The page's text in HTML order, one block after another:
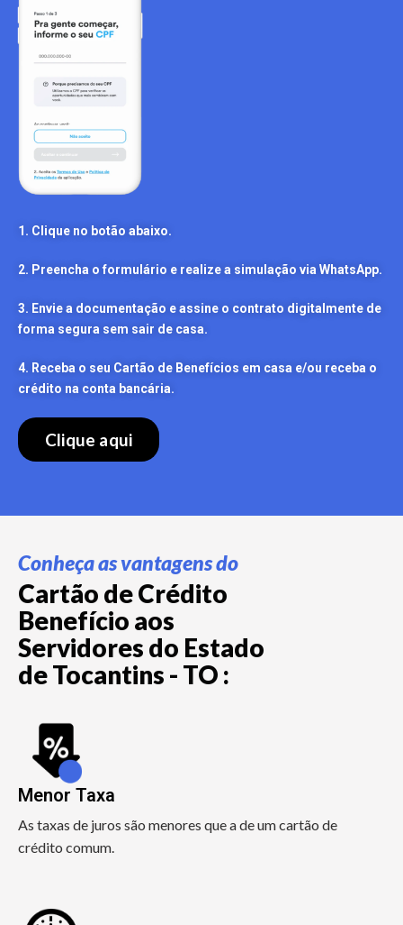
1. Clique no botão abaixo.
2. Preencha o formulário e realize a simulação via WhatsApp.
3. Envie a documentação e assine o contrato digitalmente de
forma segura sem sair de casa.
4. Receba o seu Cartão de Benefícios em casa e/ou receba o
crédito na conta bancária.
Clique aqui
Conheça as vantagens do
Cartão de Crédito
Benefício aos
Servidores do Estado
de Tocantins - TO :
Menor Taxa
As taxas de juros são menores que a de um cartão de
crédito comum.